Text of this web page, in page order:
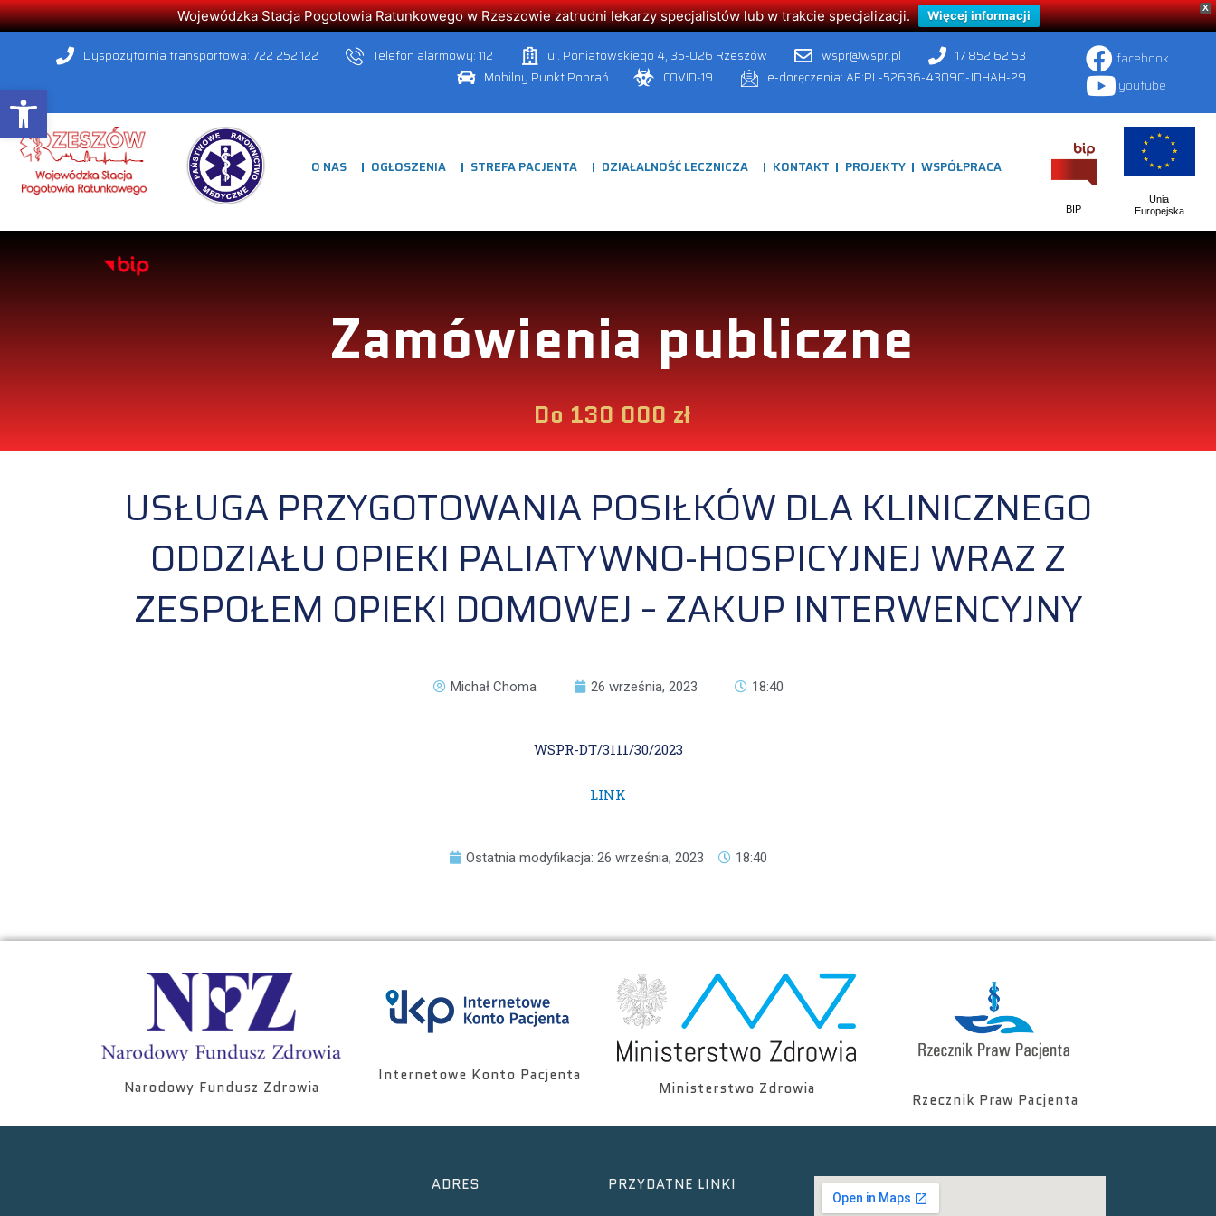
Open toolbar
X
Wojewódzka Stacja Pogotowia Ratunkowego w Rzeszowie zatrudni lekarzy specjalistów lub w trakcie specjalizacji. Więcej informacji
Dyspozytornia transportowa: 722 252 122 Telefon alarmowy: 112 ul. Poniatowskiego 4, 35-026 Rzeszów wspr@wspr.pl
17 852 62 53
Mobilny Punkt Pobrań
COVID-19 e-doręczenia: AE:PL-52636-43090-JDHAH-29
facebook
youtube
O NAS OGŁOSZENIA STREFA PACJENTA DZIAŁALNOŚĆ LECZNICZA KONTAKT PROJEKTY WSPÓŁPRACA
BIP
Unia
Europejska
Zamówienia publiczne
Do 130 000 zł
USŁUGA PRZYGOTOWANIA POSIŁKÓW DLA KLINICZNEGO
ODDZIAŁU OPIEKI PALIATYWNO-HOSPICYJNEJ WRAZ Z
ZESPOŁEM OPIEKI DOMOWEJ – ZAKUP INTERWENCYJNY
Michał Choma 26 września, 2023 18:40
WSPR-DT/3111/30/2023
LINK
Ostatnia modyfikacja: 26 września, 2023 18:40
Narodowy Fundusz Zdrowia
Internetowe Konto Pacjenta
Ministerstwo Zdrowia
Rzecznik Praw Pacjenta
ADRES PRZYDATNE LINKI